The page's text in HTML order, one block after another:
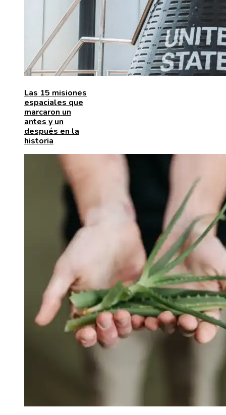
Las 15 misiones
espaciales que
marcaron un
antes y un
después en la
historia